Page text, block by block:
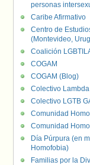
personas
Caribe Afirmativo
Centro de
(Montevideo,
Coalición
COGAM
COGAM (Blog)
Colectivo
Colectivo LGTB
Comunidad
Comunidad
Día Púrpura (en
Homofobia)
Familias por la